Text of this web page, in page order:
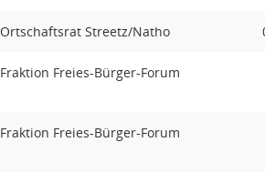
Ortschaftsrat Streetz/Natho
Fraktion Freies-Bürger-Forum
Fraktion Freies-Bürger-Forum